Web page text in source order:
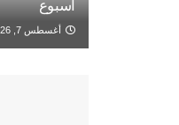
أسبوع
أغسطس 7, 2026